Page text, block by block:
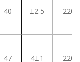
40 ±2.5 220
47 4±1 220